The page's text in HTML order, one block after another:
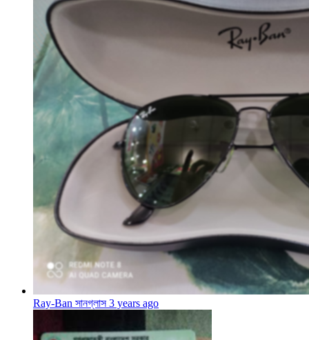
Ray-Ban সানগ্লাস 3 years ago